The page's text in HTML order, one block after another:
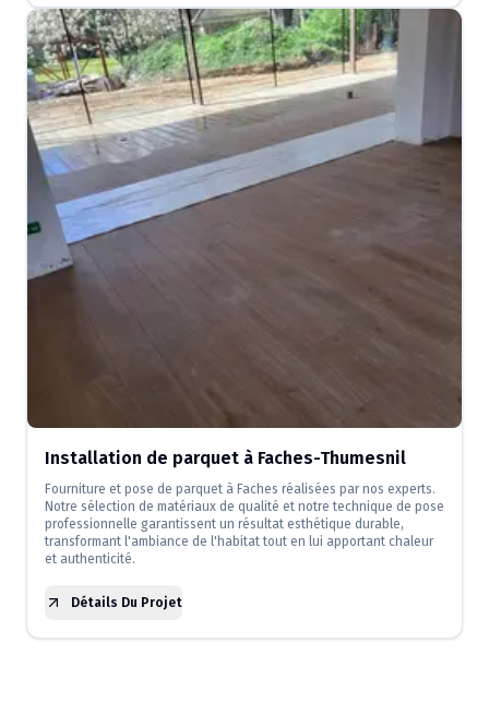
Installation de parquet à Faches-Thumesnil
Fourniture et pose de parquet à Faches réalisées par nos experts.
Notre sélection de matériaux de qualité et notre technique de pose
professionnelle garantissent un résultat esthétique durable,
transformant l'ambiance de l'habitat tout en lui apportant chaleur
et authenticité.
Détails Du Projet